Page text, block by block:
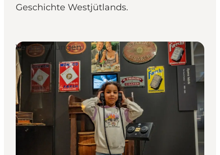
Geschichte Westjütlands.
Veranstaltungen